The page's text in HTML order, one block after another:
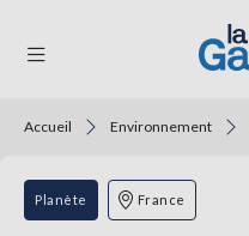
THÉMATIQUES
Accueil Environnement
Planète France